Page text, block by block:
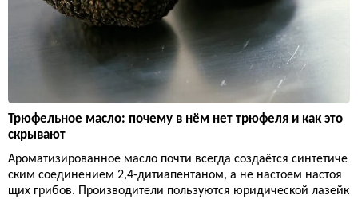
Трюфельное масло: почему в нём нет трюфеля и как это
скрывают
Ароматизированное масло почти всегда создаётся синтетиче
ским соединением 2,4-дитиапентаном, а не настоем настоя
щих грибов. Производители пользуются юридической лазейк